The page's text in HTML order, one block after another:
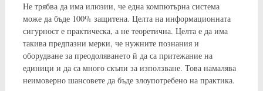
Не трябва да има илюзии, че една компютърна система
може да бъде 100% защитена. Целта на информационната
сигурност е практическа, а не теоретична. Целта е да има
такива предпазни мерки, че нужните познания и
оборудване за преодоляването й да са притежание на
единици и да са много скъпи за използване. Това намалява
неимоверно шансовете да бъде злоупотребено на практика.